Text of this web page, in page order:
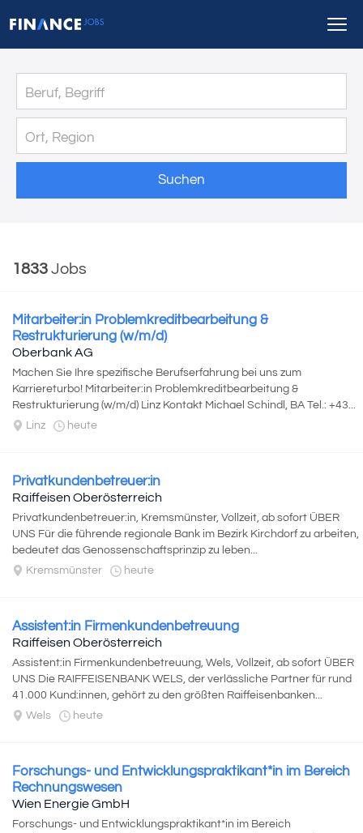
Suchen
1833 Jobs
Mitarbeiter:in Problemkreditbearbeitung &
Restrukturierung (w/m/d)
Oberbank AG
Machen Sie Ihre spezifische Berufserfahrung bei uns zum
Karriereturbo! Mitarbeiter:in Problemkreditbearbeitung &
Restrukturierung (w/m/d) Linz Kontakt Michael Schindl, BA Tel.: +43...
Linz
heute
Privatkundenbetreuer:in
Raiffeisen Oberösterreich
Privatkundenbetreuer:in, Kremsmünster, Vollzeit, ab sofort ÜBER
UNS Für die führende regionale Bank im Bezirk Kirchdorf zu arbeiten,
bedeutet das Genossenschaftsprinzip zu leben...
Kremsmünster
heute
Assistent:in Firmenkundenbetreuung
Raiffeisen Oberösterreich
Assistent:in Firmenkundenbetreuung, Wels, Vollzeit, ab sofort ÜBER
UNS Die RAIFFEISENBANK WELS, der verlässliche Partner für rund
41.000 Kund:innen, gehört zu den größten Raiffeisenbanken...
Wels
heute
Forschungs- und Entwicklungspraktikant*in im Bereich
Rechnungswesen
Wien Energie GmbH
Forschungs- und Entwicklungspraktikant*in im Bereich